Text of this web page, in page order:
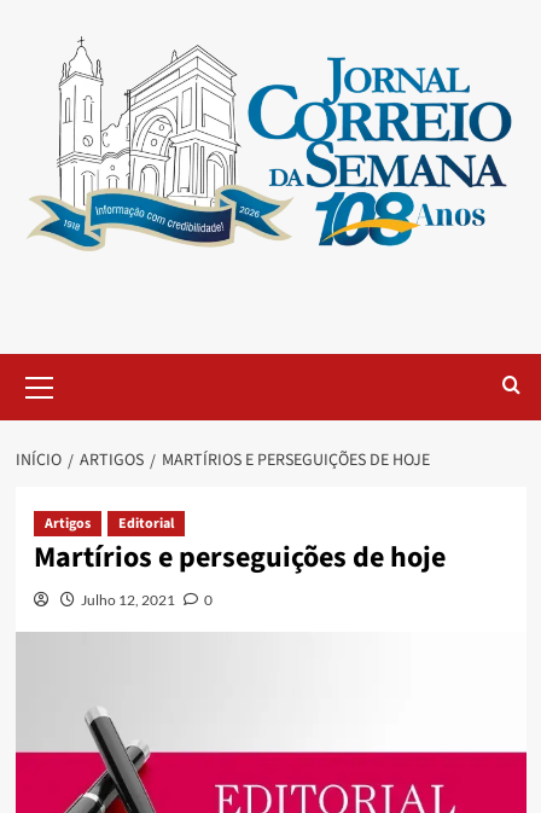
INÍCIO ARTIGOS MARTÍRIOS E PERSEGUIÇÕES DE HOJE
Artigos Editorial
Martírios e perseguições de hoje
Julho 12, 2021 0